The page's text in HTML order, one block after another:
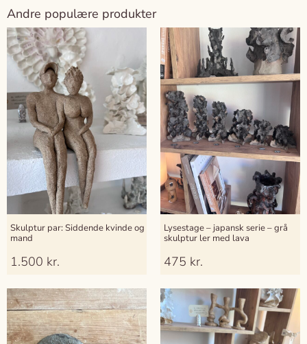
Andre populære produkter
Skulptur par: Siddende kvinde og
mand
1.500 kr.
Lysestage – japansk serie – grå
skulptur ler med lava
475 kr.